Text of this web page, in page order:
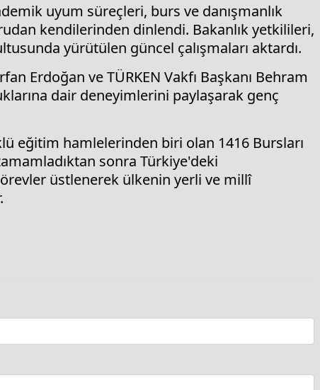
uyum süreçleri, burs ve danışmanlık
kendilerinden dinlendi. Bakanlık yetkilileri,
yürütülen güncel çalışmaları aktardı.
Erdoğan ve TÜRKEN Vakfı Başkanı Behram
dair deneyimlerini paylaşarak genç
eğitim hamlelerinden biri olan 1416 Bursları
sonra Türkiye'deki
üstlenerek ülkenin yerli ve millî